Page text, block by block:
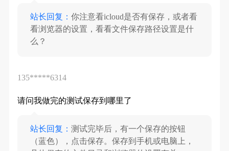
站长回复：你注意看icloud是否有保存，或者看
看浏览器的设置，看看文件保存路径设置是什
么？
135*****6314
请问我做完的测试保存到哪里了
站长回复：测试完毕后，有一个保存的按钮
（蓝色），点击保存。保存到手机或电脑上，